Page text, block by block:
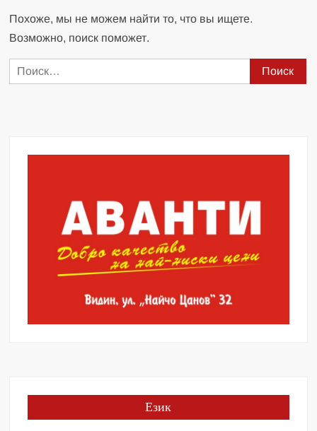
Похоже, мы не можем найти то, что вы ищете.
Возможно, поиск поможет.
Найти:
Език